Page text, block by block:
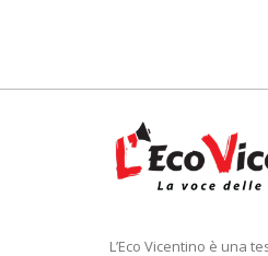
L’Eco Vicentino è una